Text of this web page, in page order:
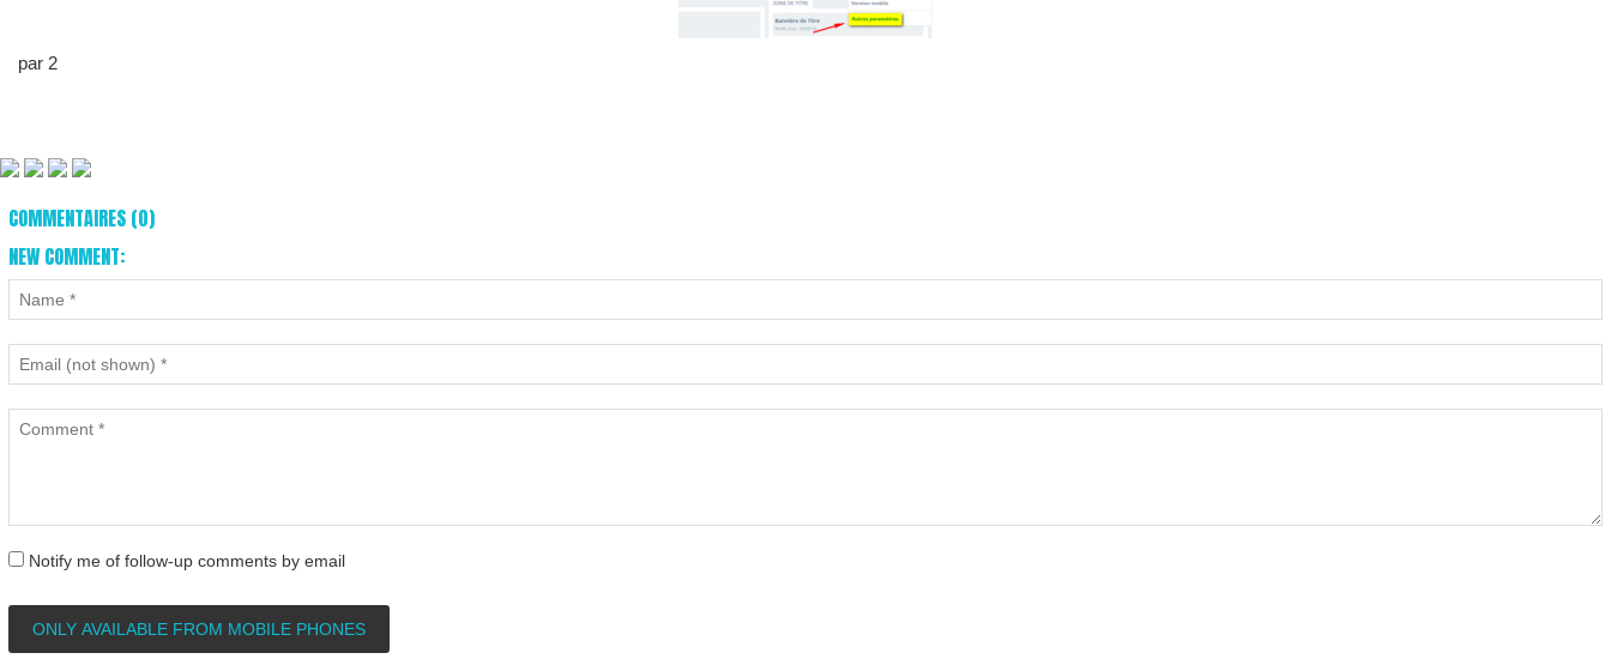
par 2
COMMENTAIRES (0)
NEW COMMENT:
Notify me of follow-up comments by email
ONLY AVAILABLE FROM MOBILE PHONES